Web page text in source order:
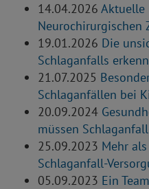
14.04.2026 Aktuelle
Neurochirurgischen
19.01.2026 Die
Schlaganfalls
21.07.2025
Schlaganfällen bei
20.09.2024
müssen
25.09.2023 Mehr
Schlaganfall-
05.09.2023 Ein